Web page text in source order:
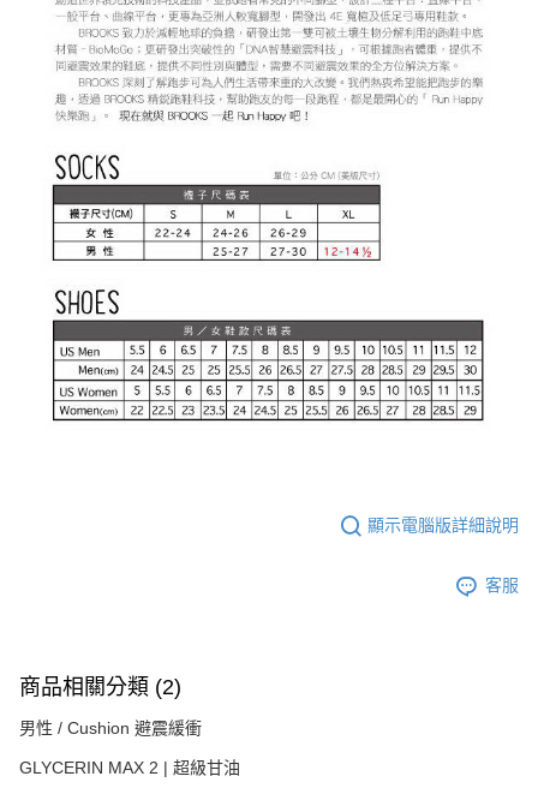
顯示電腦版詳細說明
客服
商品相關分類 (2)
男性 / Cushion 避震緩衝
GLYCERIN MAX 2 | 超級甘油